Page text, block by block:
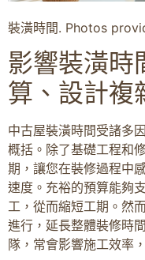
裝潢時間. Photos
影響裝潢時
算、設計複
中古屋裝潢時間受諸多
概括。除了基礎工程和
期，讓您在裝修過程中
速度。充裕的預算能夠
工，從而縮短工期。然
進行，延長整體裝修時
隊，常會影響施工效率